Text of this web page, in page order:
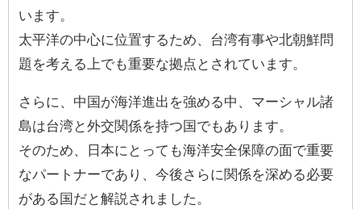
います。
太平洋の中心に位置するため、台湾有事や北朝鮮問
題を考える上でも重要な拠点とされています。
さらに、中国が海洋進出を強める中、マーシャル諸
島は台湾と外交関係を持つ国でもあります。
そのため、日本にとっても海洋安全保障の面で重要
なパートナーであり、今後さらに関係を深める必要
がある国だと解説されました。